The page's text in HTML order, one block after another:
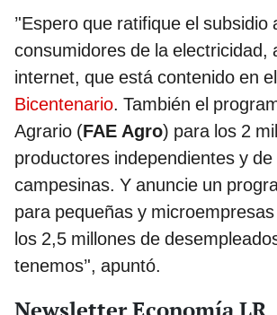
’'Espero que ratifique el subsidio
consumidores de la electricidad,
internet, que está contenido en el
Bicentenario. También el
Agrario (FAE Agro) para los 2
productores independientes y
campesinas. Y anuncie un
para pequeñas y
los 2,5 millones de
tenemos’', apuntó.